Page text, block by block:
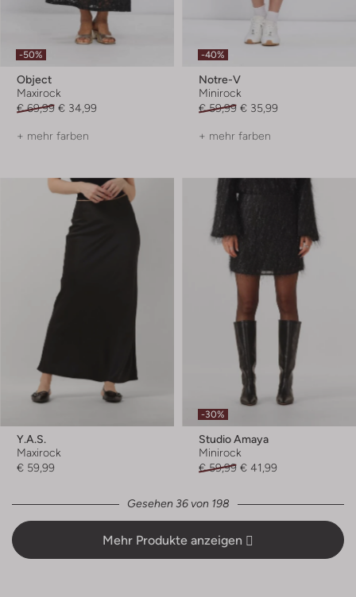
-50%
Object
Maxirock
€ 69,99 € 34,99
+ mehr farben
-40%
Notre-V
Minirock
€ 59,99 € 35,99
+ mehr farben
Y.a.s.
Maxirock
€ 59,99
-30%
Studio Amaya
Minirock
€ 59,99 € 41,99
Gesehen 36 von 198
Mehr Produkte anzeigen